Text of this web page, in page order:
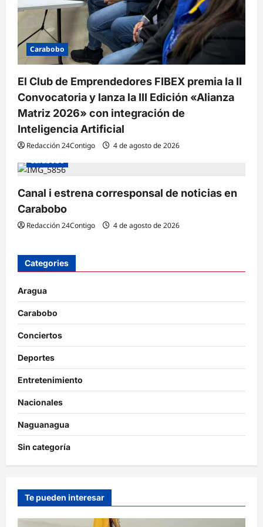
Carabobo
El Club de Emprendedores FIBEX premia la II
Convocatoria y lanza la III Edición «Alianza
Matriz 2026» con integración de
Inteligencia Artificial
Redacción 24Contigo
4 de agosto de 2026
Carabobo
Canal i estrena corresponsal de noticias en
Carabobo
Redacción 24Contigo 4 de agosto de 2026
Categories
Aragua
Carabobo
Conciertos
Deportes
Entretenimiento
Nacionales
Naguanagua
Sin categoría
Te pueden interesar